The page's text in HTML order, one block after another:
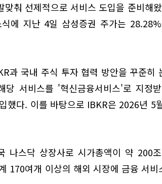
춰 선제적으로 서비스 도입을 준비해
에 지난 4일 삼성증권 주가는
과 국내 주식 투자 협력 방안을 꾸준히
당 서비스를 '혁신금융서비스'로 지정
했다. 이를 바탕으로 IBKR은 2026년 5
나스닥 상장사로 시가총액이 약 200
170여개 이상의 해외 시장에 금융 서비